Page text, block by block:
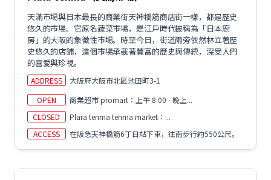
天滿市場與日本最長的商業街天神橋筋商店街一樣，都是歷史
悠久的市場。它原名蔬菜市場，是江戶時代被稱為「日本廚
房」的大阪的象徵性市場。時至今日，街道兩旁依然林立著歷
史悠久的店鋪，這個市場承載著豐富的歷史與傳統，深受人們
的喜愛與珍視。
ADDRESS
大阪府大阪市北區池田町3-1
OPEN
商業超市 promart：上午 8:00 - 晚上...
CLOSED
Plara tenma tenma market：...
ACCESS
在阪急天神橋筋6丁目站下車，往南步行約550公尺。